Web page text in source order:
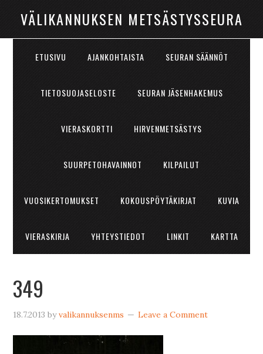
VÄLIKANNUKSEN METSÄSTYSSEURA
ETUSIVU AJANKOHTAISTA SEURAN SÄÄNNÖT
TIETOSUOJASELOSTE SEURAN JÄSENHAKEMUS
VIERASKORTTI HIRVENMETSÄSTYS
SUURPETOHAVAINNOT KILPAILUT
VUOSIKERTOMUKSET KOKOUSPÖYTÄKIRJAT KUVIA
VIERASKIRJA YHTEYSTIEDOT LINKIT KARTTA
349
18.7.2013 byvalikannuksenms Leave a Comment